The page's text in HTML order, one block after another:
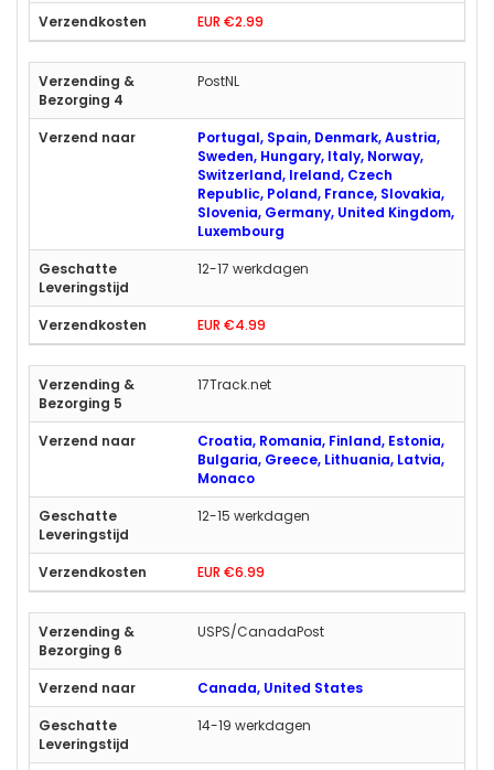
EUR €2.99
PostNL
Portugal, Spain, Denmark, Austria,
Sweden, Hungary, Italy, Norway,
Switzerland, Ireland, Czech
Republic, Poland, France, Slovakia,
Slovenia, Germany, United Kingdom,
Luxembourg
12-17 werkdagen
EUR €4.99
17Track.net
Croatia, Romania, Finland, Estonia,
Bulgaria, Greece, Lithuania, Latvia,
Monaco
12-15 werkdagen
EUR €6.99
USPS/CanadaPost
Canada, United States
14-19 werkdagen